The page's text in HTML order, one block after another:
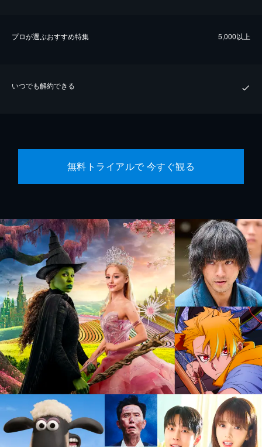
プロが選ぶおすすめ特集 5,000以上
いつでも解約できる
無料トライアルで 今すぐ観る